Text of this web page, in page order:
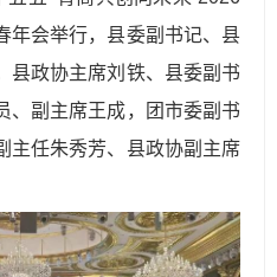
年会举行，县委副书记、县
县政协主席刘铁、县委副书
、副主席王成，团市委副书
主任朱秀芳、县政协副主席